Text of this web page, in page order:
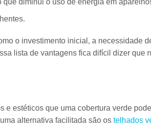
diminui o uso de energia em
o investimento inicial, a necessidade
lista de vantagens fica difícil dizer que
e estéticos que uma cobertura verde
alternativa facilitada são os telhados